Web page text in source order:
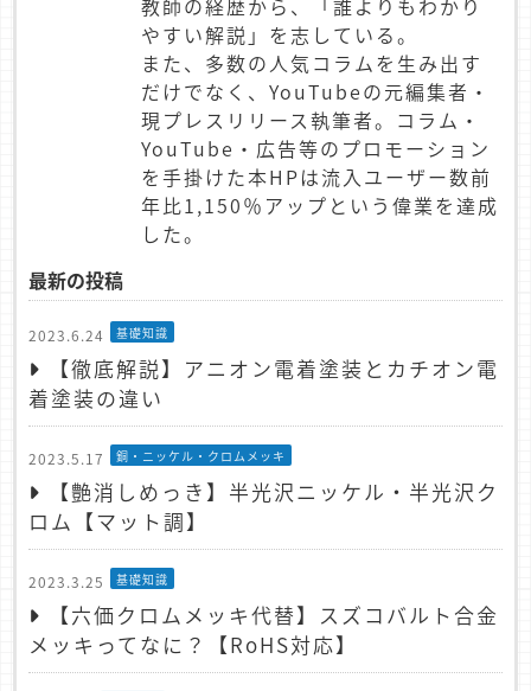
教師の経歴から、「誰よりもわかり
やすい解説」を志している。
また、多数の人気コラムを生み出す
だけでなく、YouTubeの元編集者・
現プレスリリース執筆者。コラム・
YouTube・広告等のプロモーション
を手掛けた本HPは流入ユーザー数前
年比1,150％アップという偉業を達成
した。
最新の投稿
2023.6.24 基礎知識
【徹底解説】アニオン電着塗装とカチオン電
着塗装の違い
2023.5.17 銅・ニッケル・クロムメッキ
【艶消しめっき】半光沢ニッケル・半光沢ク
ロム【マット調】
2023.3.25 基礎知識
【六価クロムメッキ代替】スズコバルト合金
メッキってなに？【RoHS対応】